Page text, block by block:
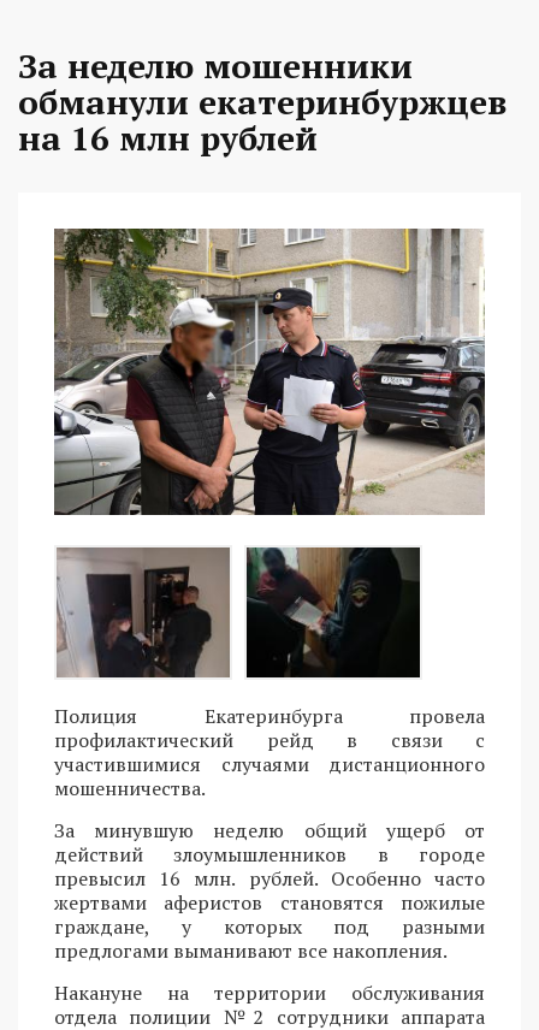
За неделю мошенники
обманули екатеринбуржцев
на 16 млн рублей
Полиция Екатеринбурга провела
профилактический рейд в связи с
участившимися случаями дистанционного
мошенничества.
За минувшую неделю общий ущерб от
действий злоумышленников в городе
превысил 16 млн. рублей. Особенно часто
жертвами аферистов становятся пожилые
граждане, у которых под разными
предлогами выманивают все накопления.
Накануне на территории обслуживания
отдела полиции №2 сотрудники аппарата